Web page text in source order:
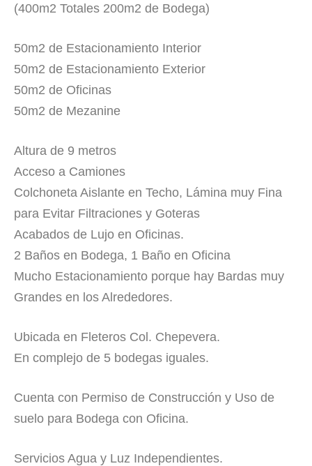
(400m2 Totales 200m2 de Bodega)
50m2 de Estacionamiento Interior
50m2 de Estacionamiento Exterior
50m2 de Oficinas
50m2 de Mezanine
Altura de 9 metros
Acceso a Camiones
Colchoneta Aislante en Techo, Lámina muy Fina
para Evitar Filtraciones y Goteras
Acabados de Lujo en Oficinas.
2 Baños en Bodega, 1 Baño en Oficina
Mucho Estacionamiento porque hay Bardas muy
Grandes en los Alrededores.
Ubicada en Fleteros Col. Chepevera.
En complejo de 5 bodegas iguales.
Cuenta con Permiso de Construcción y Uso de
suelo para Bodega con Oficina.
Servicios Agua y Luz Independientes.